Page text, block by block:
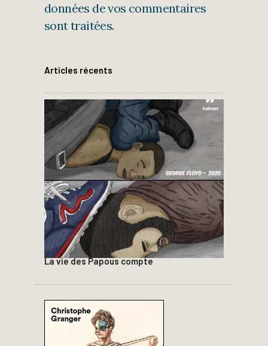
données de vos commentaires
sont traitées.
Articles récents
La vie des Papous compte